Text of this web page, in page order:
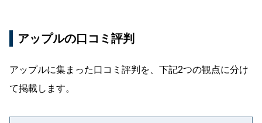
デメリット②：店舗によって対応が異なる可能
がかかる可能性がある
デメリット④：店舗によって振り込みのタイミ
アップルの口コミ評判
アップルに集まった口コミ評判を、下記2つの観点に分け
て掲載します。